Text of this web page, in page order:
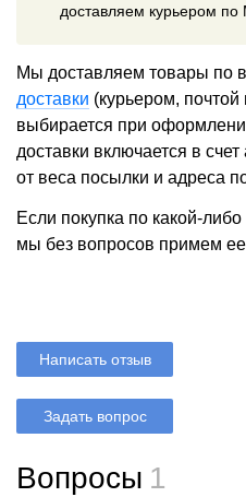
доставляем курьером по
Мы доставляем товары по
доставки (курьером,
выбирается при
доставки включается в
от веса посылки и адреса
Если покупка по какой-
мы без вопросов примем
Написать отзыв
Задать вопрос
Вопросы 1